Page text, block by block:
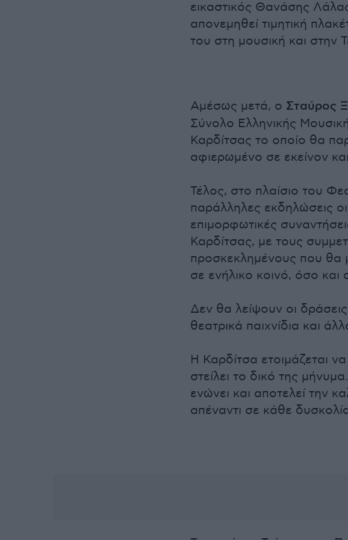
εικαστικός Θανάσης
απονεμηθεί τιμητική
του στη μουσική και στην
Αμέσως μετά, ο Σταύρος
Σύνολο Ελληνικής
Καρδίτσας το οποίο θα
αφιερωμένο σε εκείνον
Τέλος, στο πλαίσιο του
παράλληλες εκδηλώσεις
επιμορφωτικές
Καρδίτσας, με τους
προσκεκλημένους που θα
σε ενήλικο κοινό, όσο και
Δεν θα λείψουν οι
θεατρικά παιχνίδια και
Η Καρδίτσα ετοιμάζεται
στείλει το δικό της
ενώνει και αποτελεί την
απέναντι σε κάθε